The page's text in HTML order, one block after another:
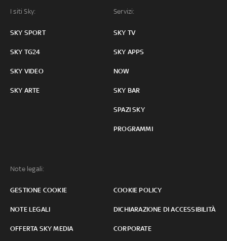
I siti Sky:
SKY SPORT
SKY TG24
SKY VIDEO
SKY ARTE
Servizi:
SKY TV
SKY APPS
NOW
SKY BAR
SPAZI SKY
PROGRAMMI
Note legali:
GESTIONE COOKIE COOKIE POLICY
NOTE LEGALI DICHIARAZIONE DI ACCESSIBILITÀ
OFFERTA SKY MEDIA CORPORATE